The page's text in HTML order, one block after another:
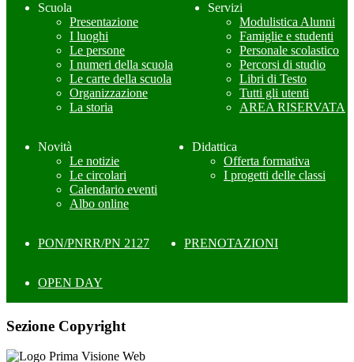
Scuola
Presentazione
I luoghi
Le persone
I numeri della scuola
Le carte della scuola
Organizzazione
La storia
Servizi
Modulistica Alunni
Famiglie e studenti
Personale scolastico
Percorsi di studio
Libri di Testo
Tutti gli utenti
AREA RISERVATA
Novità
Le notizie
Le circolari
Calendario eventi
Albo online
Didattica
Offerta formativa
I progetti delle classi
PON/PNRR/PN 2127 PRENOTAZIONI
OPEN DAY
Sezione Copyright